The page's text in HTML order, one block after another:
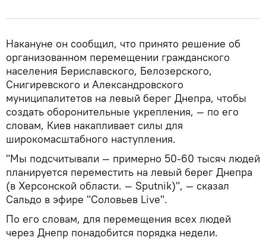
Накануне он сообщил, что принято решение об
организованном перемещении гражданского
населения Бериславского, Белозерского,
Снигиревского и Александровского
муниципалитетов на левый берег Днепра, чтобы
создать оборонительные укрепления, — по его
словам, Киев накапливает силы для
широкомасштабного наступления.
"Мы подсчитывали — примерно 50-60 тысяч людей
планируется переместить на левый берег Днепра
(в Херсонской области. — Sputnik)", — сказал
Сальдо в эфире "Соловьев Live".
По его словам, для перемещения всех людей
через Днепр понадобится порядка недели.